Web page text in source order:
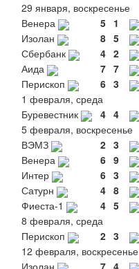
29 января, воскресенье
Венера
5 1
Изолан
8 5
Сбербанк
4 2
Аида
7 7
Перископ
6 3
1 февраля, среда
Буревестник
4 4
5 февраля, воскресенье
ВЭМЗ
2 3
Венера
6 9
Интер
6 3
Сатурн
4 8
Фиеста-1
4 5
8 февраля, среда
Перископ
2 3
12 февраля, воскресенье